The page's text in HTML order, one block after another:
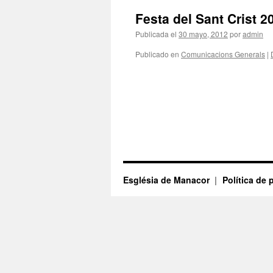
Festa del Sant Crist
Publicada el 30 mayo, 2012 poradmin
Publicado en Comunicacions Generals |
Església de Manacor Política de